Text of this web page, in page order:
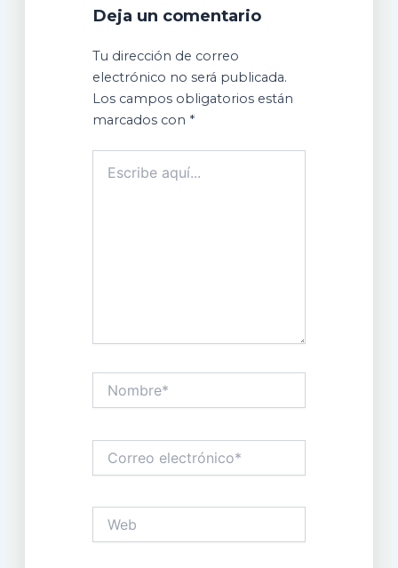
Deja un comentario
Tu dirección de correo
electrónico no será publicada.
Los campos obligatorios están
marcados con *
aquí...
electrónico*